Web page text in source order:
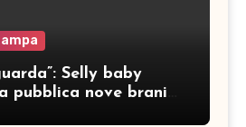
Selly baby
pubblica nove brani